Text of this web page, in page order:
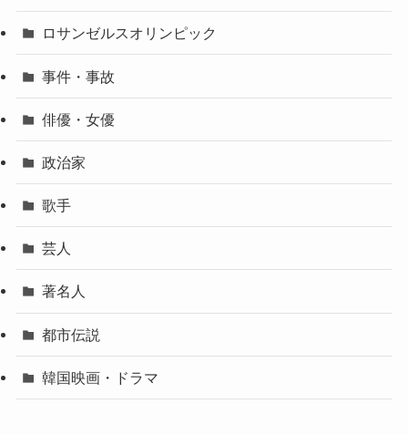
ロサンゼルスオリンピック
事件・事故
俳優・女優
政治家
歌手
芸人
著名人
都市伝説
韓国映画・ドラマ